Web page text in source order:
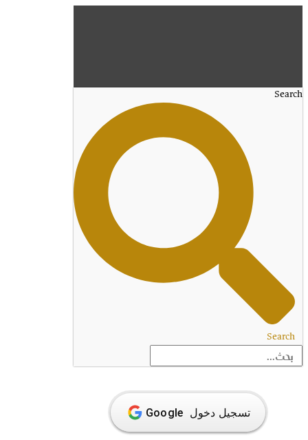
Search
Search